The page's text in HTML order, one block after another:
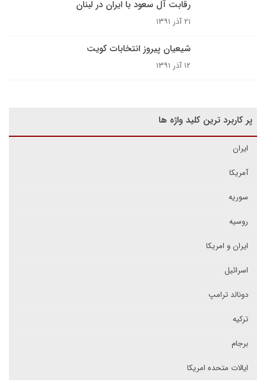
رقابت آل سعود با ایران در لبنان
۲۱ آذر ۱۳۹۱
شیعیان پیروز انتخابات کویت
۱۲ آذر ۱۳۹۱
پر کاربرد ترین کلید واژه ها
ایران
آمریکا
سوریه
روسیه
ایران و امریکا
اسرائیل
دونالد ترامپ
ترکیه
برجام
ایالات متحده امریکا